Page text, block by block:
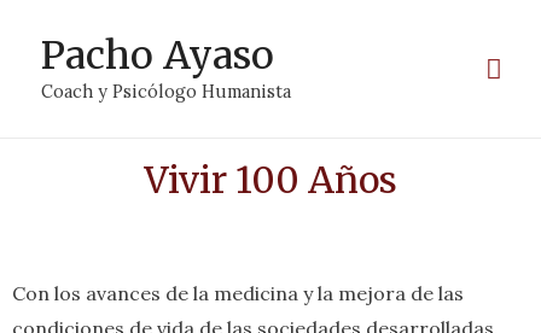
Pacho Ayaso
Coach y Psicólogo Humanista
Vivir 100 Años
Con los avances de la medicina y la mejora de las
condiciones de vida de las sociedades desarrolladas,